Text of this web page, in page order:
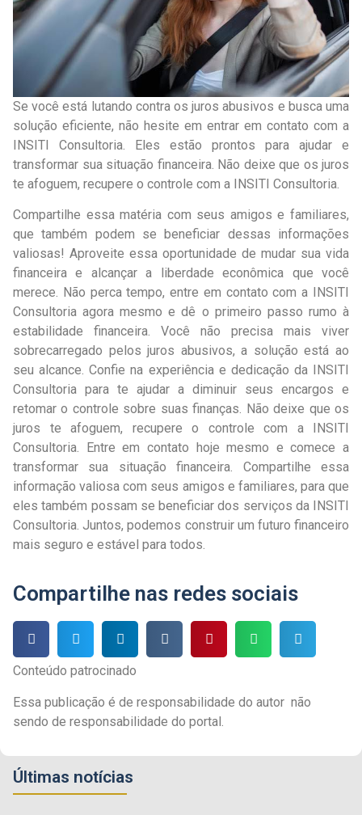
Se você está lutando contra os juros abusivos e busca uma
solução eficiente, não hesite em entrar em contato com a
INSITI Consultoria. Eles estão prontos para ajudar e
transformar sua situação financeira. Não deixe que os juros
te afoguem, recupere o controle com a INSITI Consultoria.
Compartilhe essa matéria com seus amigos e familiares,
que também podem se beneficiar dessas informações
valiosas! Aproveite essa oportunidade de mudar sua vida
financeira e alcançar a liberdade econômica que você
merece. Não perca tempo, entre em contato com a INSITI
Consultoria agora mesmo e dê o primeiro passo rumo à
estabilidade financeira. Você não precisa mais viver
sobrecarregado pelos juros abusivos, a solução está ao
seu alcance. Confie na experiência e dedicação da INSITI
Consultoria para te ajudar a diminuir seus encargos e
retomar o controle sobre suas finanças. Não deixe que os
juros te afoguem, recupere o controle com a INSITI
Consultoria. Entre em contato hoje mesmo e comece a
transformar sua situação financeira. Compartilhe essa
informação valiosa com seus amigos e familiares, para que
eles também possam se beneficiar dos serviços da INSITI
Consultoria. Juntos, podemos construir um futuro financeiro
mais seguro e estável para todos.
Compartilhe nas redes sociais
Conteúdo patrocinado
Essa publicação é de responsabilidade do autor não
sendo de responsabilidade do portal.
Últimas notícias